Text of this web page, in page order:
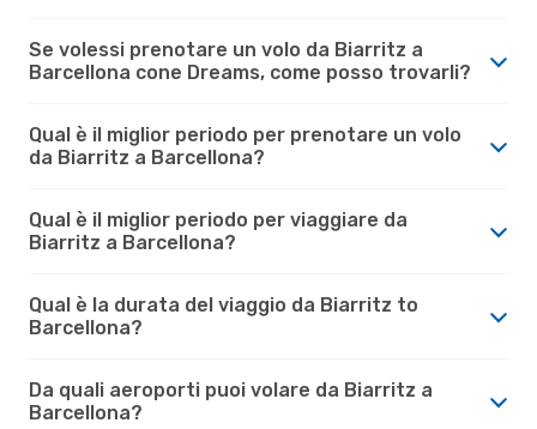
Se volessi prenotare un volo da Biarritz a
Barcellona cone Dreams, come posso trovarli?
Qual è il miglior periodo per prenotare un volo
da Biarritz a Barcellona?
Qual è il miglior periodo per viaggiare da
Biarritz a Barcellona?
Qual è la durata del viaggio da Biarritz to
Barcellona?
Da quali aeroporti puoi volare da Biarritz a
Barcellona?